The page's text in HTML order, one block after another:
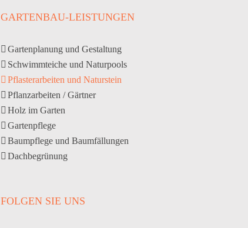
GARTENBAU-LEISTUNGEN
Gartenplanung und Gestaltung
Schwimmteiche und Naturpools
Pflasterarbeiten und Naturstein
Pflanzarbeiten / Gärtner
Holz im Garten
Gartenpflege
Baumpflege und Baumfällungen
Dachbegrünung
FOLGEN SIE UNS